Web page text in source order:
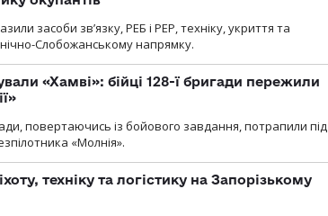
засоби зв’язку, РЕБ і РЕР, техніку, укриття та
Слобожанському напрямку.
«Хамві»: бійці 128-ї бригади пережили
повертаючись із бойового завдання, потрапили під
«Молнія».
техніку та логістику на Запорізькому